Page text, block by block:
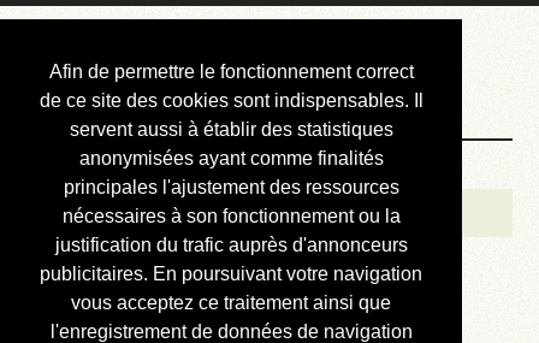
Afin de permettre le fonctionnement correct
de ce site des cookies sont indispensables. Il
servent aussi à établir des statistiques
anonymisées ayant comme finalités
principales l'ajustement des ressources
nécessaires à son fonctionnement ou la
justification du trafic auprès d'annonceurs
publicitaires. En poursuivant votre navigation
vous acceptez ce traitement ainsi que
l'enregistrement de données de navigation
Courbis, « LE »
Blog Officiel
Bienvenue
Réalisations
Divers (et d’été)
Annonces